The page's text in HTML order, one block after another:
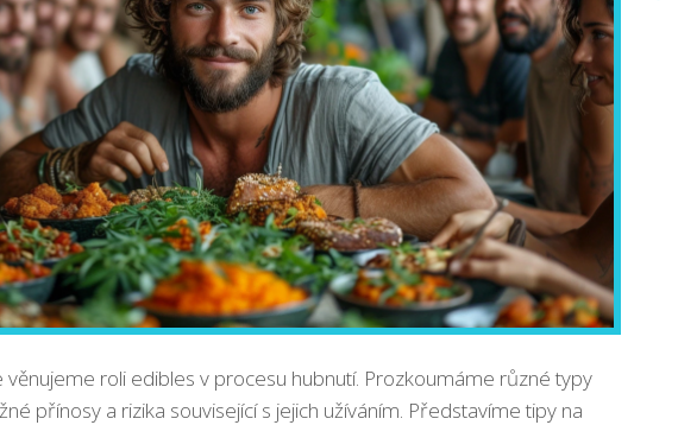
věnujeme roli edibles v procesu hubnutí. Prozkoumáme různé typy
přínosy a rizika související s jejich užíváním. Představíme tipy na